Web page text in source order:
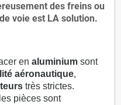
des freins ou
voie est LA solution.
en aluminium sont
aéronautique,
très strictes.
pièces sont